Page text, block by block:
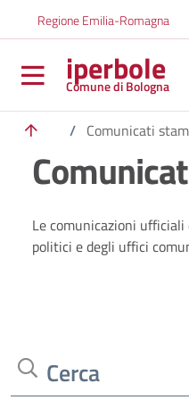
Regione Emilia-Romagna
iperbole
Comune di Bologna
/ Comunicati
Le comunicazioni
politici e degli uffici
Cerca